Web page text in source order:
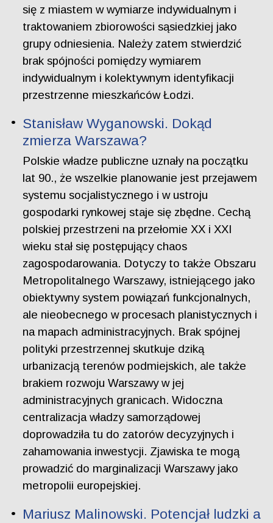
się z miastem w wymiarze indywidualnym i
traktowaniem zbiorowości sąsiedzkiej jako
grupy odniesienia. Należy zatem stwierdzić
brak spójności pomiędzy wymiarem
indywidualnym i kolektywnym identyfikacji
przestrzenne mieszkańców Łodzi.
Stanisław Wyganowski. Dokąd
zmierza Warszawa?
Polskie władze publiczne uznały na początku
lat 90., że wszelkie planowanie jest przejawem
systemu socjalistycznego i w ustroju
gospodarki rynkowej staje się zbędne. Cechą
polskiej przestrzeni na przełomie XX i XXI
wieku stał się postępujący chaos
zagospodarowania. Dotyczy to także Obszaru
Metropolitalnego Warszawy, istniejącego jako
obiektywny system powiązań funkcjonalnych,
ale nieobecnego w procesach planistycznych i
na mapach administracyjnych. Brak spójnej
polityki przestrzennej skutkuje dziką
urbanizacją terenów podmiejskich, ale także
brakiem rozwoju Warszawy w jej
administracyjnych granicach. Widoczna
centralizacja władzy samorządowej
doprowadziła tu do zatorów decyzyjnych i
zahamowania inwestycji. Zjawiska te mogą
prowadzić do marginalizacji Warszawy jako
metropolii europejskiej.
Mariusz Malinowski. Potencjał ludzki a